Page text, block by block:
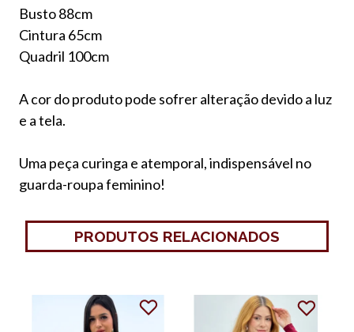
Busto 88cm
Cintura 65cm
Quadril 100cm
A cor do produto pode sofrer alteração devido a luz
e a tela.
Uma peça curinga e atemporal, indispensável no
guarda-roupa feminino!
PRODUTOS RELACIONADOS